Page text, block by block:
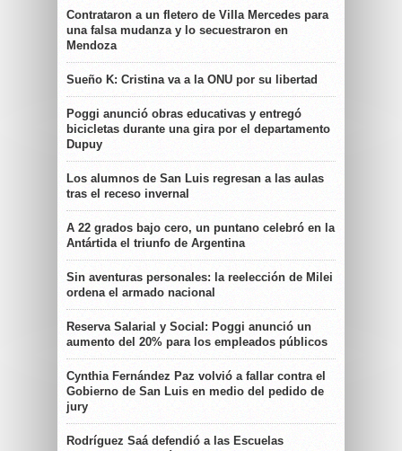
Contrataron a un fletero de Villa Mercedes para
una falsa mudanza y lo secuestraron en
Mendoza
Sueño K: Cristina va a la ONU por su libertad
Poggi anunció obras educativas y entregó
bicicletas durante una gira por el departamento
Dupuy
Los alumnos de San Luis regresan a las aulas
tras el receso invernal
A 22 grados bajo cero, un puntano celebró en la
Antártida el triunfo de Argentina
Sin aventuras personales: la reelección de Milei
ordena el armado nacional
Reserva Salarial y Social: Poggi anunció un
aumento del 20% para los empleados públicos
Cynthia Fernández Paz volvió a fallar contra el
Gobierno de San Luis en medio del pedido de
jury
Rodríguez Saá defendió a las Escuelas